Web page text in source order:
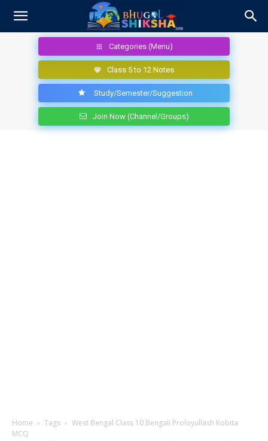
Categories (Menu)
Class 5 to 12 Notes
Study/Semester/Suggestion
Join Now (Channel/Groups)
Home Tags
West Bengal Class 10 Bengali Proloyullash Kobita
MCQ